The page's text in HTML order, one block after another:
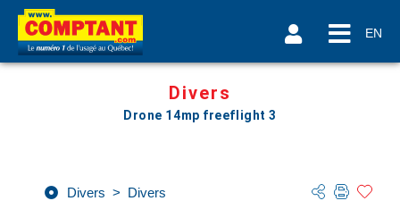
EN
Divers
Drone 14mp freeflight 3
Divers > Divers